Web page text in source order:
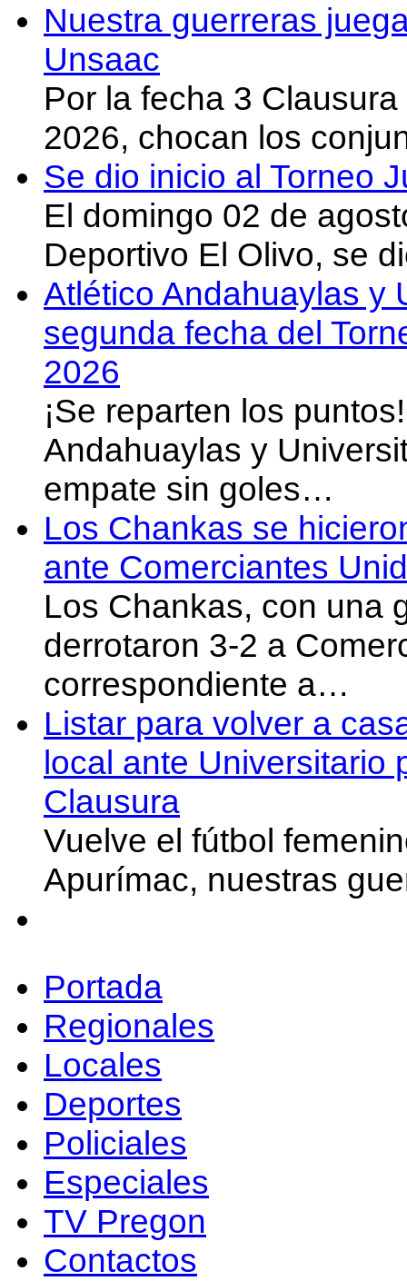
Nuestra guerreras
Unsaac
Por la fecha 3
2026, chocan los
Se dio inicio al Torneo
El domingo 02 de
Deportivo El Olivo, se
Atlético Andahuaylas y
segunda fecha del
2026
¡Se reparten los
Andahuaylas y
empate sin goles…
Los Chankas se
ante Comerciantes
Los Chankas, con una
derrotaron 3-2 a
correspondiente a…
Listar para volver a
local ante Universitario
Clausura
Vuelve el fútbol
Apurímac, nuestras
Portada
Regionales
Locales
Deportes
Policiales
Especiales
TV Pregon
Contactos